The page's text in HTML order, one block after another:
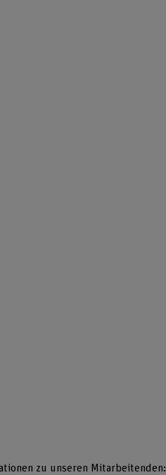
zu unseren Mitarbeitenden: